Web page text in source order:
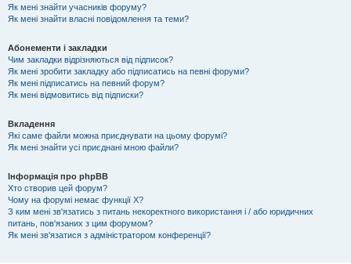
Як мені знайти учасників форуму?
Як мені знайти власні повідомлення та теми?
Абонементи і закладки
Чим закладки відрізняються від підписок?
Як мені зробити закладку або підписатись на певні форуми?
Як мені підписатись на певний форум?
Як мені відмовитись від підписки?
Вкладення
Які саме файли можна приєднувати на цьому форумі?
Як мені знайти усі приєднані мною файли?
Інформація про phpBB
Хто створив цей форум?
Чому на форумі немає функції X?
З ким мені зв'язатись з питань некоректного використання і / або юридичних
питань, пов'язаних з цим форумом?
Як мені зв'язатися з адміністратором конференції?